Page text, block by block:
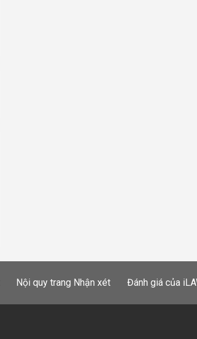
Nội quy trang Nhận xét Đánh giá của